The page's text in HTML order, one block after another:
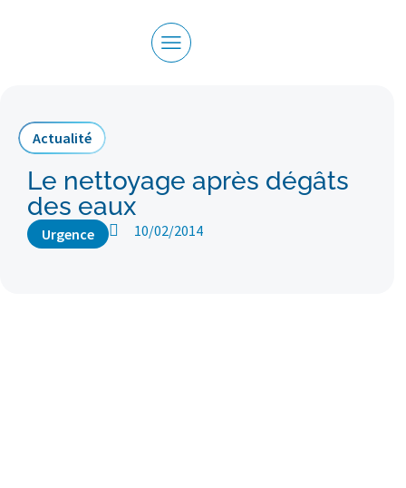
Actualité
Le nettoyage après dégâts
des eaux
Urgence 10/02/2014